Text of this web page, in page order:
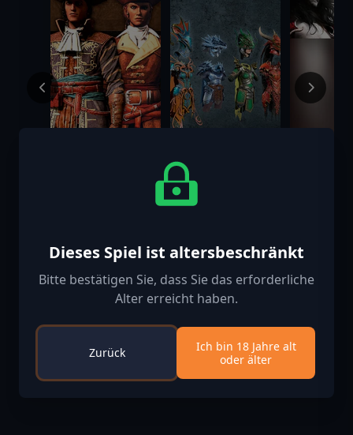
Dragonkin: The
Pack
Dieses Spiel ist altersbeschränkt
Bitte bestätigen Sie, dass Sie das erforderliche
Alter erreicht haben.
Zurück
Ich bin 18 Jahre alt
oder älter